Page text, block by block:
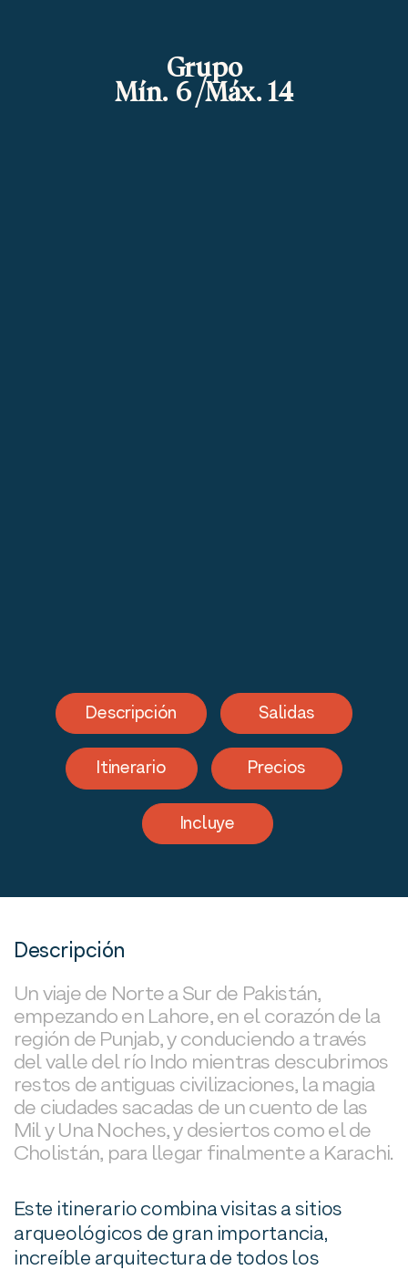
Grupo
Mín. 6 /Máx. 14
Descripción Salidas
Itinerario Precios
Incluye
Descripción
Un viaje de Norte a Sur de Pakistán,
empezando en Lahore, en el corazón de la
región de Punjab, y conduciendo a través
del valle del río Indo mientras descubrimos
restos de antiguas civilizaciones, la magia
de ciudades sacadas de un cuento de las
Mil y Una Noches, y desiertos como el de
Cholistán, para llegar finalmente a Karachi.
Este itinerario combina visitas a sitios
arqueológicos de gran importancia,
increíble arquitectura de todos los